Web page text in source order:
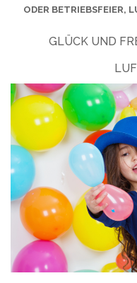
ODER BETRIEBSFEIER,
GLÜCK UND